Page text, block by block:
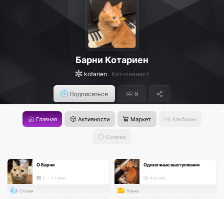
Барни Котариен
kotarien Кот-пианист
Подписаться 9
Главная Активности Маркет Альбомы
Солики
О Барни
2 < 1 мин.
Статья
Одиночные выступления
4 атома
Папка